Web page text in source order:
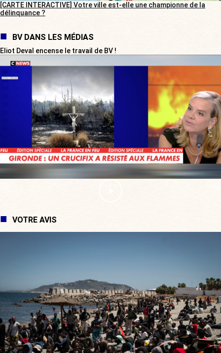
[CARTE INTERACTIVE] Votre ville est-elle une championne de la
délinquance ?
BV DANS LES MÉDIAS
Eliot Deval encense le travail de BV !
VOTRE AVIS